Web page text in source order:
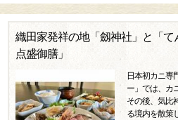
織田家発祥の地「劔神社」と「て
点盛御膳」
日本初カニ専
ー」では、カ
その後、気比
る境内を散策